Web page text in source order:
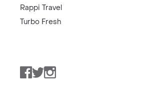
Rappi Travel
Turbo Fresh
Facebook
TwitterInstagram